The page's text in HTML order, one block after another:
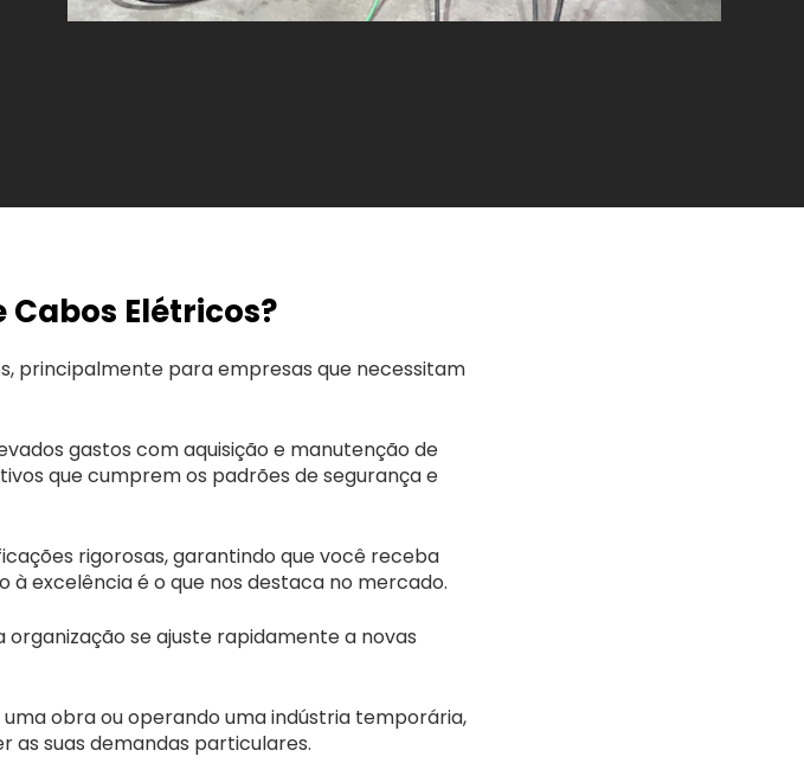
Elétricos?
principalmente para empresas que necessitam
gastos com aquisição e manutenção de
que cumprem os padrões de segurança e
rigorosas, garantindo que você receba
à excelência é o que nos destaca no mercado.
organização se ajuste rapidamente a novas
obra ou operando uma indústria temporária,
as suas demandas particulares.